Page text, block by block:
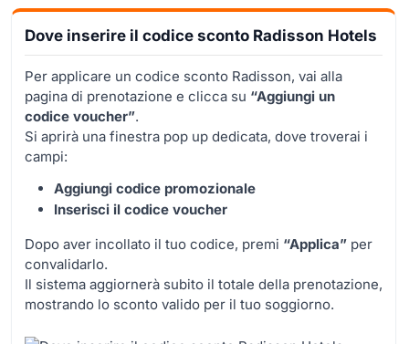
Dove inserire il codice sconto Radisson Hotels
Per applicare un codice sconto Radisson, vai alla
pagina di prenotazione e clicca su “Aggiungi un
codice voucher”.
Si aprirà una finestra pop up dedicata, dove troverai i
campi:
Aggiungi codice promozionale
Inserisci il codice voucher
Dopo aver incollato il tuo codice, premi “Applica” per
convalidarlo.
Il sistema aggiornerà subito il totale della prenotazione,
mostrando lo sconto valido per il tuo soggiorno.